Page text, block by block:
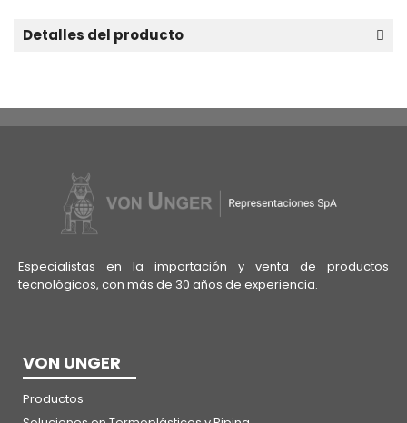
Detalles del producto
Especialistas en la importación y venta de productos
tecnológicos, con más de 30 años de experiencia.
VON UNGER
Productos